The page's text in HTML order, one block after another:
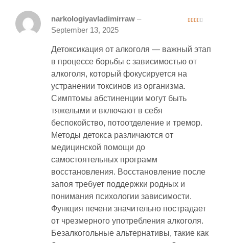
narkologiyavladimirraw –
September 13, 2025
Детоксикация от алкоголя — важный этап
в процессе борьбы с зависимостью от
алкоголя, который фокусируется на
устранении токсинов из организма.
Симптомы абстиненции могут быть
тяжелыми и включают в себя
беспокойство, потоотделение и тремор.
Методы детокса различаются от
медицинской помощи до
самостоятельных программ
восстановления. Восстановление после
запоя требует поддержки родных и
понимания психологии зависимости.
Функция печени значительно пострадает
от чрезмерного употребления алкоголя.
Безалкогольные альтернативы, такие как